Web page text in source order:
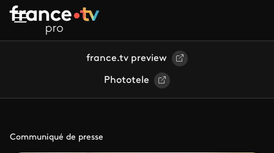
Aller au contenu principal
france.tv preview
Phototele
Communiqué de presse